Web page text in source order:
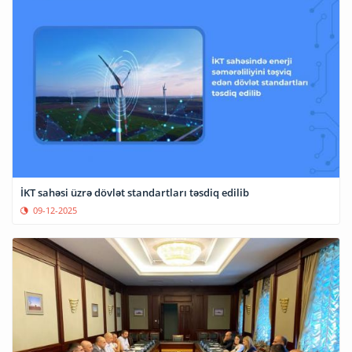
İKT sahəsi üzrə dövlət standartları təsdiq edilib
09-12-2025